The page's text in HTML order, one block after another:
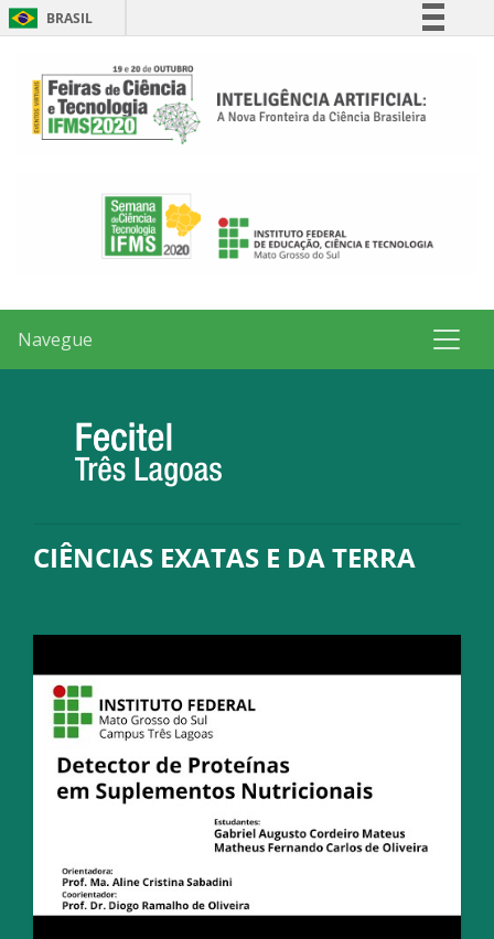
BRASIL
Participe
Navegue
CIÊNCIAS EXATAS E DA TERRA